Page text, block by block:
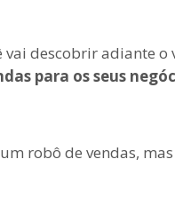
vai descobrir adiante
para os seus
robô de vendas,